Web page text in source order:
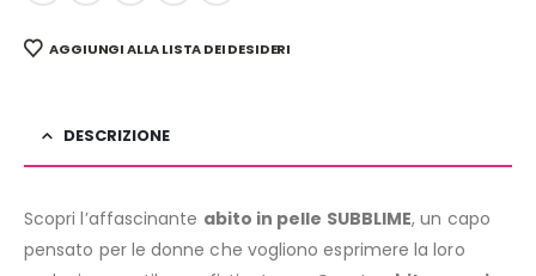
AGGIUNGI ALLA LISTA DEI DESIDERI
DESCRIZIONE
Scopri l’affascinante abito in pelle SUBBLIME, un capo
pensato per le donne che vogliono esprimere la loro